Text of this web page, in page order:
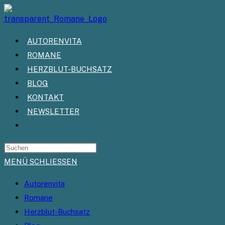
Zum
Inhalt
springenAUTORENVITA
ROMANE
HERZBLUT-BUCHSATZ
BLOG
KONTAKT
NEWSLETTER
UMSCHALTEN
MENÜ SCHLIESSEN
Autorenvita
Romane
Herzblut-Buchsatz